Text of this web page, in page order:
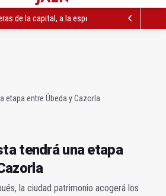
de la capital, a la espera de que se restaure
etapa entre Úbeda y Cazorla
tendrá una etapa
la ciudad patrimonio acogerá los